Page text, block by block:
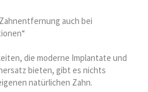
auch bei
die moderne Implantate und
bieten, gibt es nichts
natürlichen Zahn.